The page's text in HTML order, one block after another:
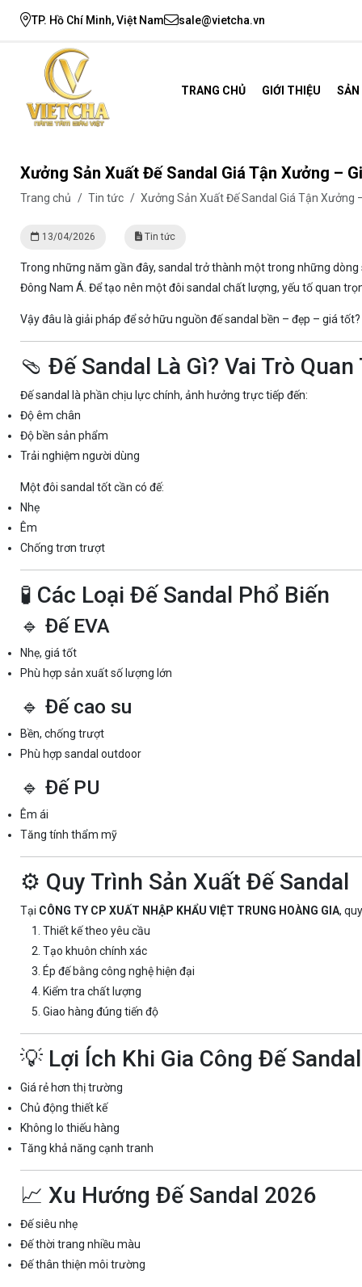
TP. Hồ Chí Minh, Việt Nam sale@vietcha.vn
TRANG CHỦ GIỚI THIỆU
Xưởng Sản Xuất Đế Sandal Giá Tận Xưởng –
Trang chủ / Tin tức / Xưởng Sản Xuất Đế Sandal Giá Tận Xưởng
13/04/2026 Tin tức
Trong những năm gần đây, sandal trở thành một trong những
Đông Nam Á. Để tạo nên một đôi sandal chất lượng, yếu tố quan
Vậy đâu là giải pháp để sở hữu nguồn đế sandal bền – đẹp – giá
🩴 Đế Sandal Là Gì? Vai Trò
Đế sandal là phần chịu lực chính, ảnh hưởng trực tiếp đến:
Độ êm chân
Độ bền sản phẩm
Trải nghiệm người dùng
Một đôi sandal tốt cần có đế:
Nhẹ
Êm
Chống trơn trượt
🧪 Các Loại Đế Sandal Phổ Biến
🔹 Đế EVA
Nhẹ, giá tốt
Phù hợp sản xuất số lượng lớn
🔹 Đế cao su
Bền, chống trượt
Phù hợp sandal outdoor
🔹 Đế PU
Êm ái
Tăng tính thẩm mỹ
⚙️ Quy Trình Sản Xuất Đế Sandal
Tại CÔNG TY CP XUẤT NHẬP KHẨU VIỆT TRUNG HOÀNG GIA,
Thiết kế theo yêu cầu
Tạo khuôn chính xác
Ép đế bằng công nghệ hiện đại
Kiểm tra chất lượng
Giao hàng đúng tiến độ
💡 Lợi Ích Khi Gia Công Đế
Giá rẻ hơn thị trường
Chủ động thiết kế
Không lo thiếu hàng
Tăng khả năng cạnh tranh
📈 Xu Hướng Đế Sandal 2026
Đế siêu nhẹ
Đế thời trang nhiều màu
Đế thân thiện môi trường